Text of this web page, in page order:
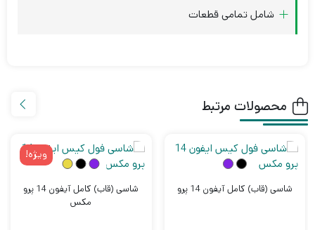
شامل تمامی قطعات
محصولات مرتبط
شاسی (قاب) کامل آیفون 14 پرو
ویژه!
شاسی (قاب) کامل آیفون 14 پرو
مکس